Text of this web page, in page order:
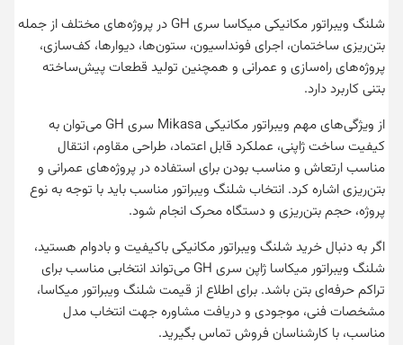
شلنگ ویبراتور مکانیکی میکاسا سری GH در پروژه‌های مختلف از جمله
بتن‌ریزی ساختمان، اجرای فونداسیون، ستون‌ها، دیوارها، کف‌سازی،
پروژه‌های راه‌سازی و عمرانی و همچنین تولید قطعات پیش‌ساخته
بتنی کاربرد دارد.
از ویژگی‌های مهم ویبراتور مکانیکی Mikasa سری GH می‌توان به
کیفیت ساخت ژاپنی، عملکرد قابل اعتماد، طراحی مقاوم، انتقال
مناسب ارتعاش و مناسب بودن برای استفاده در پروژه‌های عمرانی و
بتن‌ریزی اشاره کرد. انتخاب شلنگ ویبراتور مناسب باید با توجه به نوع
پروژه، حجم بتن‌ریزی و دستگاه محرک انجام شود.
اگر به دنبال خرید شلنگ ویبراتور مکانیکی باکیفیت و بادوام هستید،
شلنگ ویبراتور میکاسا ژاپن سری GH می‌تواند انتخابی مناسب برای
تراکم حرفه‌ای بتن باشد. برای اطلاع از قیمت شلنگ ویبراتور میکاسا،
مشخصات فنی، موجودی و دریافت مشاوره جهت انتخاب مدل
مناسب، با کارشناسان فروش تماس بگیرید.